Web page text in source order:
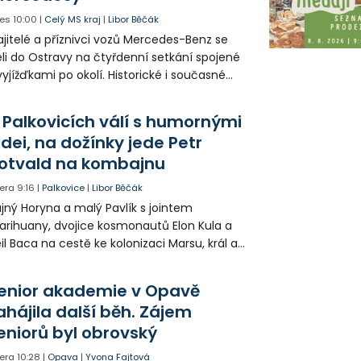
10:00 | Celý MS kraj |Libor Běčák
a příznivci vozů Mercedes-Benz se
do Ostravy na čtyřdenní setkání spojené
po okolí. Historické i současné
Palkovicích válí s humornými
na dožínky jede Petr
na kombajnu
9:16 |Palkovice |Libor Běčák
Horyna a malý Pavlík s jointem
dvojice kosmonautů Elon Kula a
Baca na cestě ke kolonizaci Marsu, král a
a místostarosta David Kula.
akademie v Opavě
další běh. Zájem
byl obrovský
10:28 | Opava |Yvona Fajtová